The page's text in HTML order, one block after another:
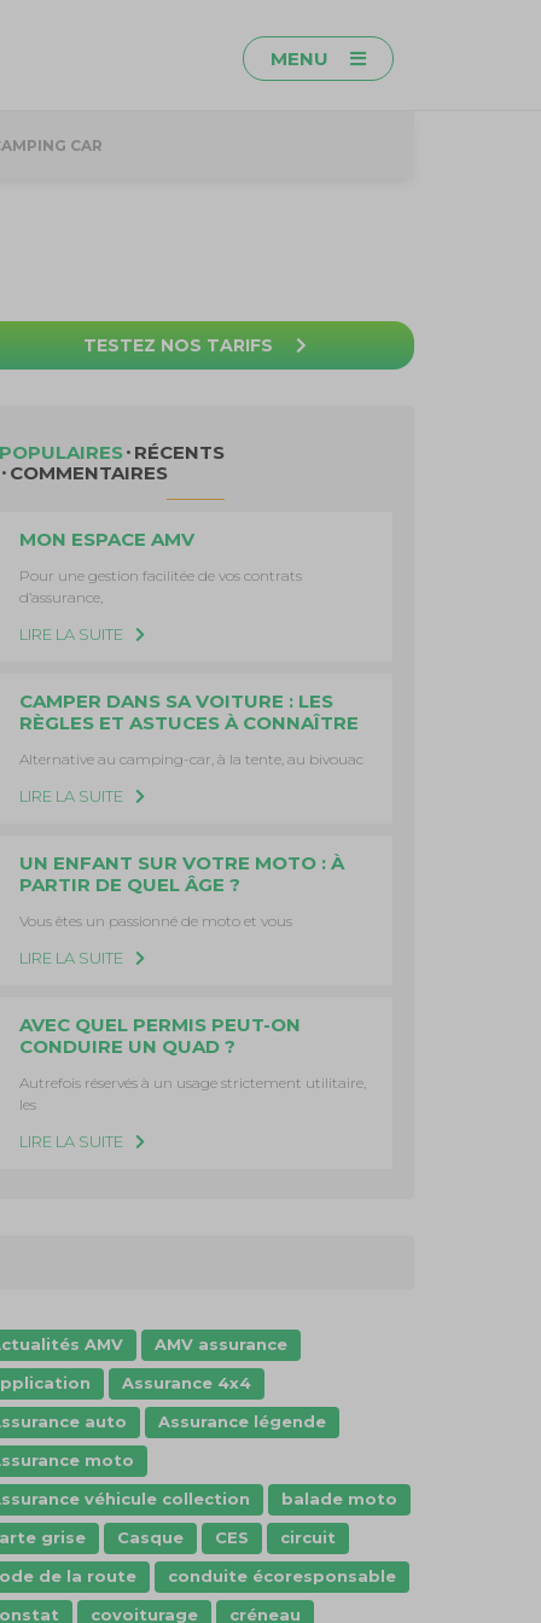
MENU
CAR
TESTEZ NOS TARIFS
POPULAIRES RÉCENTS
COMMENTAIRES
MON ESPACE AMV
Pour une gestion facilitée de vos contrats
d’assurance,
LIRE LA SUITE
CAMPER DANS SA VOITURE : LES
RÈGLES ET ASTUCES À CONNAÎTRE
Alternative au camping-car, à la tente, au bivouac
LIRE LA SUITE
UN ENFANT SUR VOTRE MOTO : À
PARTIR DE QUEL ÂGE ?
Vous êtes un passionné de moto et vous
LIRE LA SUITE
AVEC QUEL PERMIS PEUT-ON
CONDUIRE UN QUAD ?
Autrefois réservés à un usage strictement utilitaire,
les
LIRE LA SUITE
AMV
AMV assurance
Assurance 4x4
auto
Assurance légende
moto
véhicule collection
balade moto
grise
Casque CES
circuit
de la route
conduite écoresponsable
covoiturage
créneau